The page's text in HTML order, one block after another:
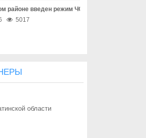
с уважения
посредник
районе введен режим ЧС местного масштаба
5017
области